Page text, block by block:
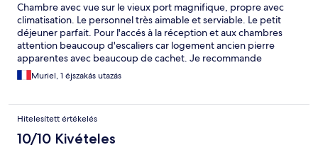
Chambre avec vue sur le vieux port magnifique, propre avec
climatisation. Le personnel très aimable et serviable. Le petit
déjeuner parfait. Pour l'accés à la réception et aux chambres
attention beaucoup d'escaliers car logement ancien pierre
apparentes avec beaucoup de cachet. Je recommande
fortement.
Muriel, 1 éjszakás utazás
Hitelesített értékelés
10/10 Kivételes